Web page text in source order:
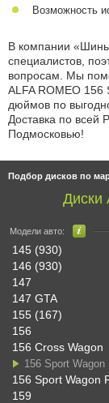
Подбор дисков по
Диски
Модели авто:
145 (930)
146 (930)
147
147 GTA
155 (167)
156
156 Cross Wagon
156 Sport Wagon
156 Sport Wagon
159
Возможность
В компании
специалистов,
вопросам. Мы
ALFA ROMEO
дюймов по
Доставка по всей
Подмосковью!